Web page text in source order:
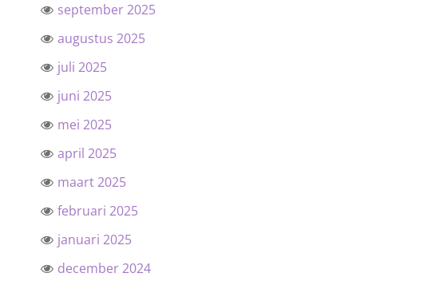
september 2025
augustus 2025
juli 2025
juni 2025
mei 2025
april 2025
maart 2025
februari 2025
januari 2025
december 2024